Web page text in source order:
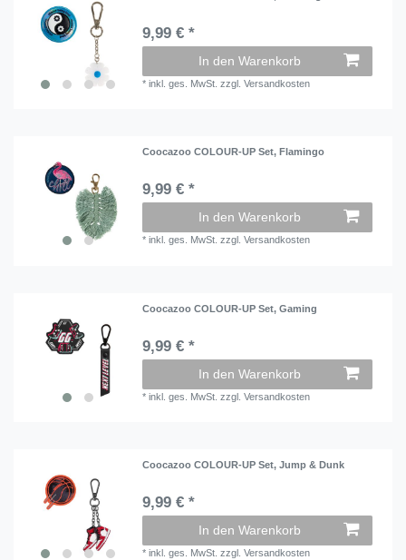
9,99 € *
In den Warenkorb
*inkl. ges. MwSt. zzgl.Versandkosten
Coocazoo COLOUR-UP Set, Flamingo
9,99 € *
In den Warenkorb
*inkl. ges. MwSt. zzgl.Versandkosten
Coocazoo COLOUR-UP Set, Gaming
9,99 € *
In den Warenkorb
*inkl. ges. MwSt. zzgl.Versandkosten
Coocazoo COLOUR-UP Set, Jump & Dunk
9,99 € *
In den Warenkorb
*inkl. ges. MwSt. zzgl.Versandkosten